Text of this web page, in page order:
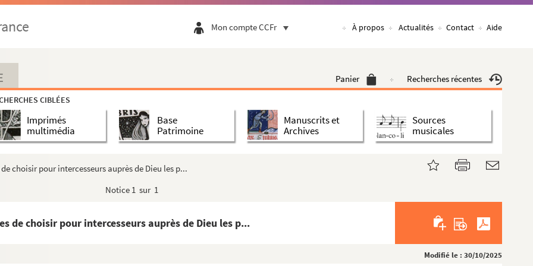
Mon compte CCFr À propos Actualités Contact Aide
Panier Recherches récentes
CIBLÉES
Imprimés
multimédia
Base
Patrimoine
Manuscrits et
Archives
Sources
musicales
choisir pour intercesseurs auprès de Dieu les p...
Notice 1 sur 1
de choisir pour intercesseurs auprès de Dieu les p...
Modifié le : 30/10/2025
du Sauveur nouvellement né, deplore, dans l'...
Ragotzi
et en cahiers, au nombre de XLIV)
fait de Jansenius. — La confession des appe...